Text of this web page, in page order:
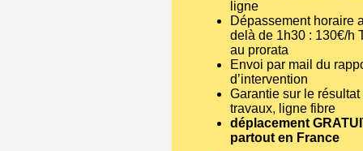
ligne
Dépassement horaire
delà de 1h30 : 130€/h
au prorata
Envoi par mail du
d’intervention
Garantie sur le résultat
travaux, ligne fibre
déplacement
partout en France